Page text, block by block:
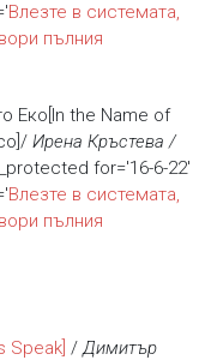
Влезте в системата,
пълния
Еко[In the Name of
Ирена Кръстева /
for='16-6-22'
Влезте в системата,
пълния
Speak] /Димитър